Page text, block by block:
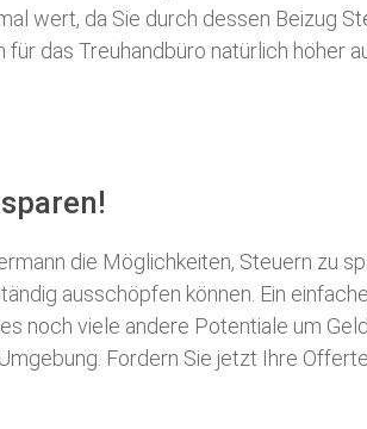
wert, da Sie durch dessen Beizug
das Treuhandbüro natürlich höher
die Möglichkeiten, Steuern zu
ausschöpfen können. Ein
noch viele andere Potentiale um
Fordern Sie jetzt Ihre